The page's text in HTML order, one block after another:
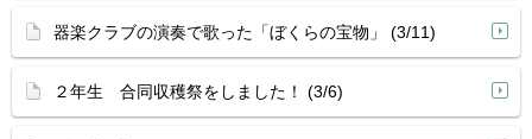
器楽クラブの演奏で歌った「ぼくらの宝物」 (3/11)
２年生 合同収穫祭をしました！ (3/6)